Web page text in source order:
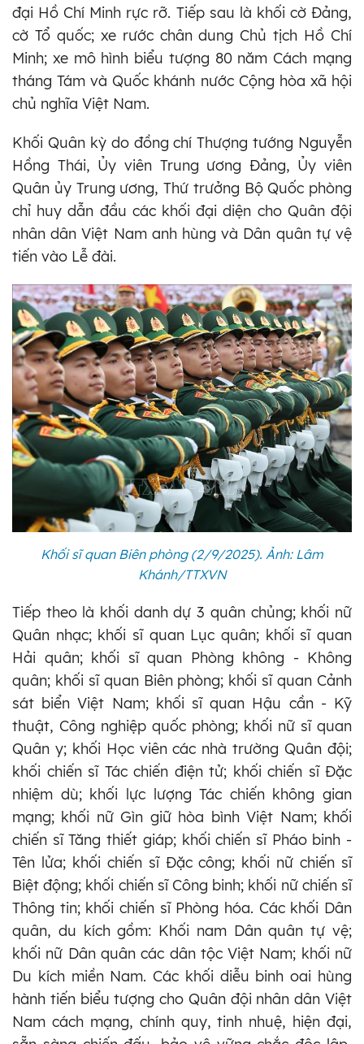
đại Hồ Chí Minh rực rỡ. Tiếp sau là khối cờ Đảng,
cờ Tổ quốc; xe rước chân dung Chủ tịch Hồ Chí
Minh; xe mô hình biểu tượng 80 năm Cách mạng
tháng Tám và Quốc khánh nước Cộng hòa xã hội
chủ nghĩa Việt Nam.
Khối Quân kỳ do đồng chí Thượng tướng Nguyễn
Hồng Thái, Ủy viên Trung ương Đảng, Ủy viên
Quân ủy Trung ương, Thứ trưởng Bộ Quốc phòng
chỉ huy dẫn đầu các khối đại diện cho Quân đội
nhân dân Việt Nam anh hùng và Dân quân tự vệ
tiến vào Lễ đài.
Khối sĩ quan Biên phòng (2/9/2025). Ảnh: Lâm
Khánh/TTXVN
Tiếp theo là khối danh dự 3 quân chủng; khối nữ
Quân nhạc; khối sĩ quan Lục quân; khối sĩ quan
Hải quân; khối sĩ quan Phòng không - Không
quân; khối sĩ quan Biên phòng; khối sĩ quan Cảnh
sát biển Việt Nam; khối sĩ quan Hậu cần - Kỹ
thuật, Công nghiệp quốc phòng; khối nữ sĩ quan
Quân y; khối Học viên các nhà trường Quân đội;
khối chiến sĩ Tác chiến điện tử; khối chiến sĩ Đặc
nhiệm dù; khối lực lượng Tác chiến không gian
mạng; khối nữ Gìn giữ hòa bình Việt Nam; khối
chiến sĩ Tăng thiết giáp; khối chiến sĩ Pháo binh -
Tên lửa; khối chiến sĩ Đặc công; khối nữ chiến sĩ
Biệt động; khối chiến sĩ Công binh; khối nữ chiến sĩ
Thông tin; khối chiến sĩ Phòng hóa. Các khối Dân
quân, du kích gồm: Khối nam Dân quân tự vệ;
khối nữ Dân quân các dân tộc Việt Nam; khối nữ
Du kích miền Nam. Các khối diễu binh oai hùng
hành tiến biểu tượng cho Quân đội nhân dân Việt
Nam cách mạng, chính quy, tinh nhuệ, hiện đại,